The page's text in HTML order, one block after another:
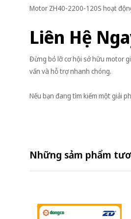
Motor ZH40-2200-120S hoạt
Liên Hệ
Đừng bỏ lỡ cơ hội sở hữu motor
vấn và hỗ trợ nhanh chóng.
Nếu bạn đang tìm kiếm một giải
Những sảm phẩm